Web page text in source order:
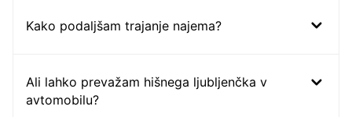
Kako podaljšam trajanje najema?
Ali lahko prevažam hišnega ljubljenčka v
avtomobilu?